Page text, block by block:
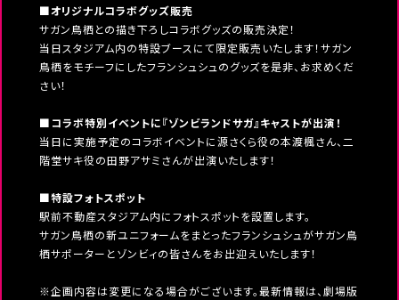
■オリジナルコラボグッズ販売
サガン鳥栖との描き下ろしコラボグッズの販売決定！
当日スタジアム内の特設ブースにて限定販売いたします！サガン
鳥栖をモチーフにしたフランシュシュのグッズを是非、お求めくだ
さい！
■コラボ特別イベントに『ゾンビランドサガ』キャストが出演！
当日に実施予定のコラボイベントに源さくら役の本渡楓さん、二
階堂サキ役の田野アサミさんが出演いたします！
■特設フォトスポット
駅前不動産スタジアム内にフォトスポットを設置します。
サガン鳥栖の新ユニフォームをまとったフランシュシュがサガン鳥
栖サポーターとゾンビィの皆さんをお出迎えいたします！
※企画内容は変更になる場合がございます。最新情報は、劇場版